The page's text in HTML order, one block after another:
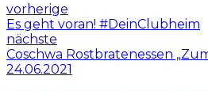
vorherige
Es geht voran! #DeinClubheim
nächste
Coschwa Rostbratenessen
24.06.2021